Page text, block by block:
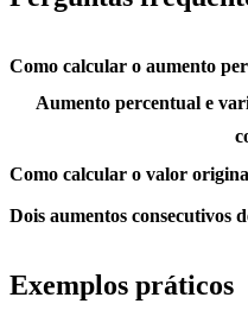
Como calcular o aumento
Aumento percentual e
Como calcular o valor
Dois aumentos consecutivos
Exemplos práticos